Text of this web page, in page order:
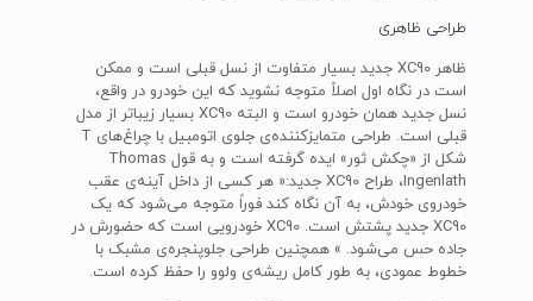
طراحی ظاهری
ظاهر XC90 جدید بسیار متفاوت از نسل قبلی است و ممکن
است در نگاه اول اصلاً متوجه نشوید که این خودرو در واقع،
نسل جدید همان خودرو است و البته XC90 بسیار زیباتر از مدل
قبلی است. طراحی متمایز‌کننده‌ی جلوی اتومبیل با چراغ‌های T
شکل از «چکش ثور» ایده گرفته است و به قول Thomas
Ingenlath، طراح XC90 جدید:« هر کسی از داخل آینه‌ی عقب
خودروی خودش، به آن نگاه کند فوراً متوجه می‌شود که یک
XC90 جدید پشتش است. XC90 خودرویی است که حضورش در
جاده حس می‌شود. » همچنین طراحی جلوپنجره‌ی مشبک با
خطوط عمودی، به طور کامل ریشه‌ی ولوو را حفظ کرده است.